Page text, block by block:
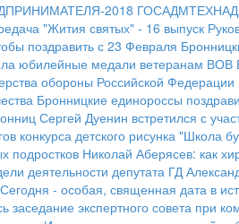
2018
"Жития святых" - 16 выпуск
поздравить с 23 Февраля
юбилейные медали ветеранам ВОВ
обороны Российской Федерации
Бронницкие единороссы
Сергей Дуенин встретился с
конкурса детского рисунка "Школа
подростков Николай Аберясев: как
деятельности депутата ГД
Сегодня - особая, священная дата в
заседание экспертного совета при